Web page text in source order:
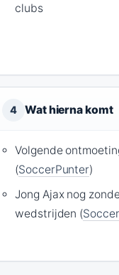
clubs
4 Wat hierna komt
Volgende
(SoccerPunter)
Jong Ajax nog
wedstrijden (